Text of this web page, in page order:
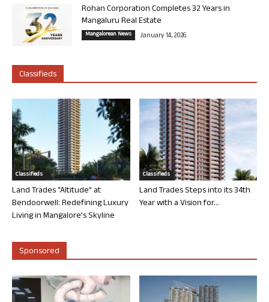
Rohan Corporation Completes 32 Years in
Mangaluru Real Estate
Mangalorean News January 14, 2026
Classifieds
Classifieds
Land Trades “Altitude” at
Bendoorwell: Redefining Luxury
Living in Mangalore’s Skyline
Classifieds
Land Trades Steps into its 34th
Year with a Vision for...
Sponsored